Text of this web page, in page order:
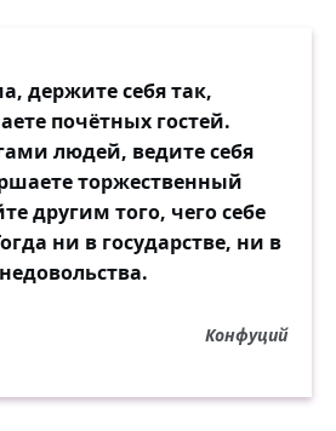
держите себя так,
почётных гостей.
людей, ведите себя
торжественный
другим того, чего себе
ни в государстве, ни в
Конфуций